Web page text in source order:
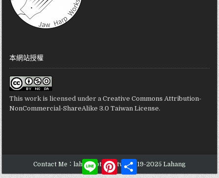
本網站授權
This work is licensed under aCreative Commons Attribution-
NonCommercial-ShareAlike 3.0 Taiwan License.
Contact Me：lahang@truku.tw | 2019-2025 Lahang
Line Pinterest
分